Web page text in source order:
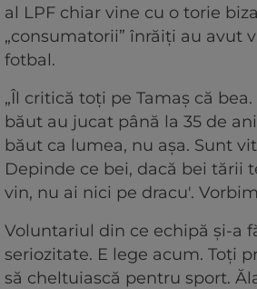
al LPF chiar vine cu o torie
„consumatorii” înrăiți au avut
fotbal.
„Îl critică toți pe Tamaș că
băut au jucat până la 35 de
băut ca lumea, nu așa. Sunt
Depinde ce bei, dacă bei tării
vin, nu ai nici pe dracu'.
Voluntariul din ce echipă și-a
seriozitate. E lege acum. Toți
să cheltuiască pentru sport.